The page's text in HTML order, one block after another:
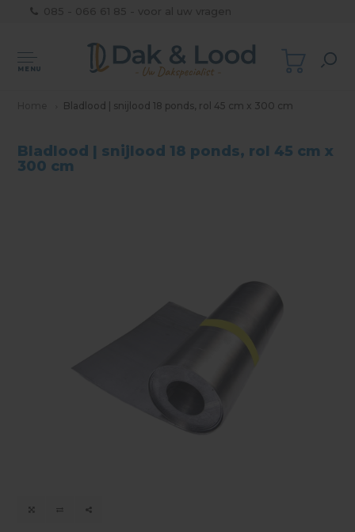
MENU
Bladlood | snijlood 18 ponds, rol 45 cm x 300 cm
Bladlood | snijlood 18 ponds, rol 45 cm x
300 cm